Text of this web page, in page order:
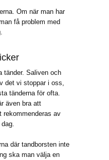
Om när man har
få problem med
tänder. Saliven och
det vi stoppar i oss,
tänderna för ofta.
även bra att
rekommenderas av
där tandborsten inte
ska man välja en